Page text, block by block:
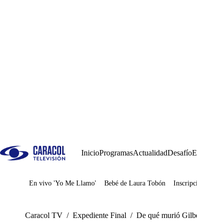
InicioProgramasActualidadDesafío
Juegos
En vivo 'Yo Me Llamo' Bebé de Laura Tobón
Caracol TV / Expediente Final / De qué murió